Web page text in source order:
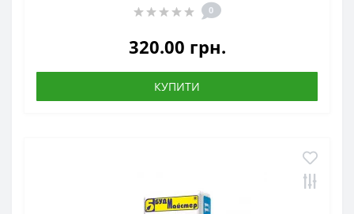
0
320.00 грн.
КУПИТИ